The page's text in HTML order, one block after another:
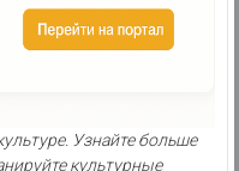
Узнайте больше
культурные